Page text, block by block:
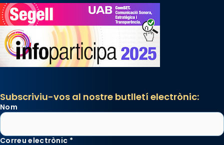
Subscriviu-vos al nostre butlletí electrònic:
Nom
Correu electrònic *